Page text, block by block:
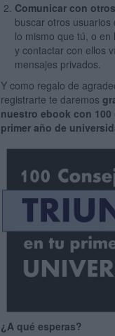
Comunicar con
buscar otros
lo mismo que tú, o
y contactar con ellos
mensajes privados.
Y como regalo de
registrarte te daremos
nuestro ebook con
primer año de
¿A qué esperas?